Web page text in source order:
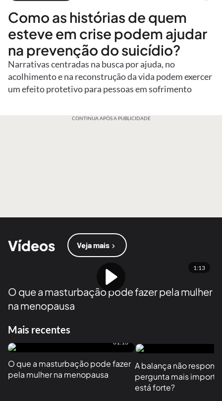
Como as histórias de quem
esteve em crise podem ajudar
na prevenção do suicídio?
Narrativas centradas na busca por ajuda, no
acolhimento e na reconstrução da vida podem exercer
um efeito protetivo para pessoas em sofrimento
CONTINUA APÓS A PUBLICIDADE
Vídeos Veja mais
1:13
O que a masturbação pode fazer pela mulher
na menopausa
Mais recentes
01:13
O que a masturbação pode fazer
pela mulher na menopausa
A balança não
pergunta mais
está forte?